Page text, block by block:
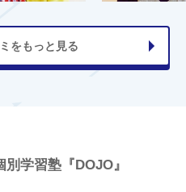
をもっと見る
学習塾『DOJO』